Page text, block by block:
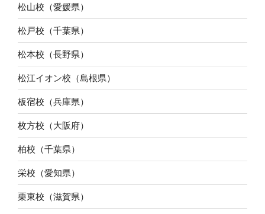
松山校（愛媛県）
松戸校（千葉県）
松本校（長野県）
松江イオン校（島根県）
板宿校（兵庫県）
枚方校（大阪府）
柏校（千葉県）
栄校（愛知県）
栗東校（滋賀県）